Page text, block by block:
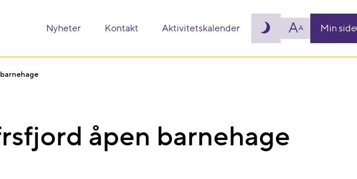
Nyheter Kontakt Aktivitetskalender AA Min side
åpen barnehage